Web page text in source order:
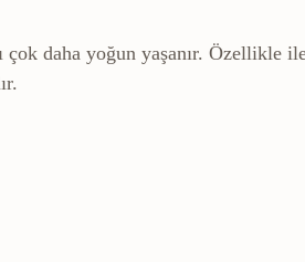
daha yoğun yaşanır.